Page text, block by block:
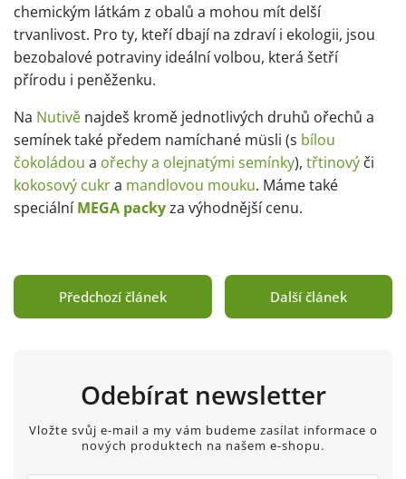
chemickým látkám z obalů a mohou mít delší
trvanlivost. Pro ty, kteří dbají na zdraví i ekologii, jsou
bezobalové potraviny ideální volbou, která šetří
přírodu i peněženku.
Na Nutivě najdeš kromě jednotlivých druhů ořechů a
semínek také předem namíchané müsli (s bílou
čokoládou a ořechy a olejnatými semínky), třtinový či
kokosový cukra mandlovou mouku. Máme také
speciálníMEGA packyza výhodnější cenu.
Předchozí článek Další článek
Odebírat newsletter
Vložte svůj e-mail a my vám budeme zasílat informace o
nových produktech na našem e-shopu.